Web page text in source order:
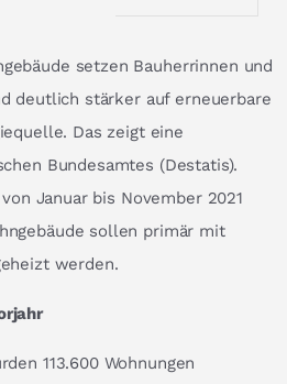
setzen Bauherrinnen und
deutlich stärker auf erneuerbare
Das zeigt eine
Bundesamtes (Destatis).
Januar bis November 2021
sollen primär mit
werden.
113.600 Wohnungen